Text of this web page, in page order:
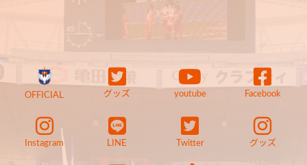
OFFICIAL グッズ youtube Facebook
Instagram LINE Twitter グッズ